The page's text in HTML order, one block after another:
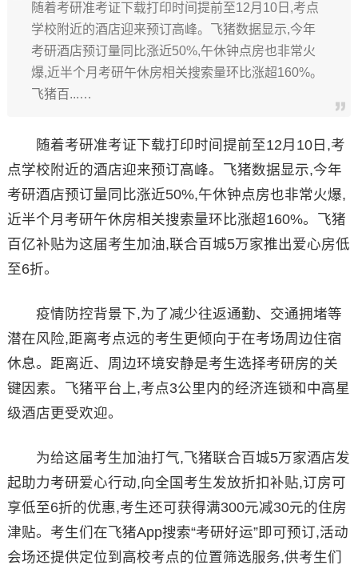
随着考研准考证下载打印时间提前至12月10日,考点
学校附近的酒店迎来预订高峰。飞猪数据显示,今年
考研酒店预订量同比涨近50%,午休钟点房也非常火
爆,近半个月考研午休房相关搜索量环比涨超160%。
飞猪百...…
随着考研准考证下载打印时间提前至12月10日,考
点学校附近的酒店迎来预订高峰。飞猪数据显示,今年
考研酒店预订量同比涨近50%,午休钟点房也非常火爆,
近半个月考研午休房相关搜索量环比涨超160%。飞猪
百亿补贴为这届考生加油,联合百城5万家推出爱心房低
至6折。
疫情防控背景下,为了减少往返通勤、交通拥堵等
潜在风险,距离考点远的考生更倾向于在考场周边住宿
休息。距离近、周边环境安静是考生选择考研房的关
键因素。飞猪平台上,考点3公里内的经济连锁和中高星
级酒店更受欢迎。
为给这届考生加油打气,飞猪联合百城5万家酒店发
起助力考研爱心行动,向全国考生发放折扣补贴,订房可
享低至6折的优惠,考生还可获得满300元减30元的住房
津贴。考生们在飞猪App搜索“考研好运”即可预订,活动
会场还提供定位到高校考点的位置筛选服务,供考生们